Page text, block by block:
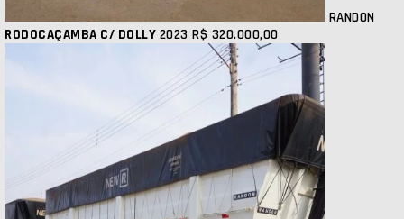
RANDON
RODOCAÇAMBA C/ DOLLY 2023 R$ 320.000,00